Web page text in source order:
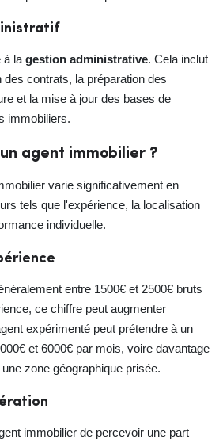
à la gestion administrative. Cela inclut
des contrats, la préparation des
et la mise à jour des bases de
immobiliers.
agent immobilier ?
varie significativement en
tels que l'expérience, la localisation
individuelle.
entre 1500€ et 2500€ bruts
ce chiffre peut augmenter
expérimenté peut prétendre à un
et 6000€ par mois, voire davantage
zone géographique prisée.
immobilier de percevoir une part